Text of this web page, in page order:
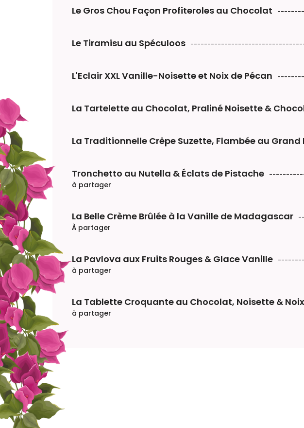
Le Gros Chou Façon Profiteroles au Chocolat
Le Tiramisu au Spéculoos
L'Eclair XXL Vanille-Noisette et Noix de Pécan
La Tartelette au Chocolat, Praliné Noisette &
La Traditionnelle Crêpe Suzette, Flambée au Grand
Tronchetto au Nutella & Éclats de Pistache
à partager
La Belle Crème Brûlée à la Vanille de Madagascar
À partager
La Pavlova aux Fruits Rouges & Glace Vanille
à partager
La Tablette Croquante au Chocolat, Noisette &
à partager